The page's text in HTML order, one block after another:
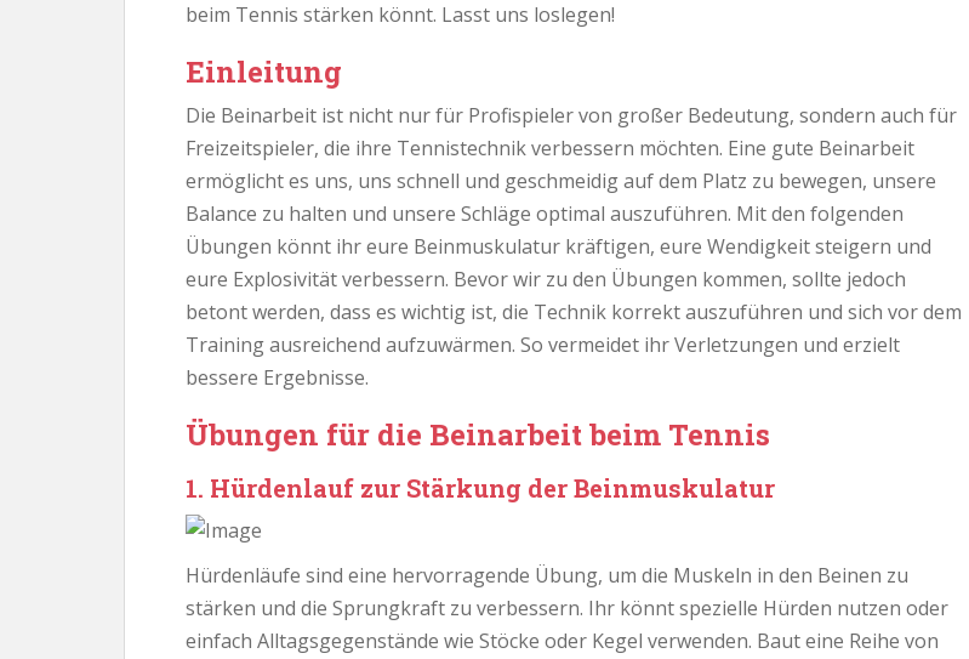
beim Tennis stärken könnt. Lasst uns loslegen!
Einleitung
Die Beinarbeit ist nicht nur für Profispieler von großer Bedeutung, sondern auch für
Freizeitspieler, die ihre Tennistechnik verbessern möchten. Eine gute Beinarbeit
ermöglicht es uns, uns schnell und geschmeidig auf dem Platz zu bewegen, unsere
Balance zu halten und unsere Schläge optimal auszuführen. Mit den folgenden
Übungen könnt ihr eure Beinmuskulatur kräftigen, eure Wendigkeit steigern und
eure Explosivität verbessern. Bevor wir zu den Übungen kommen, sollte jedoch
betont werden, dass es wichtig ist, die Technik korrekt auszuführen und sich vor dem
Training ausreichend aufzuwärmen. So vermeidet ihr Verletzungen und erzielt
bessere Ergebnisse.
Übungen für die Beinarbeit beim Tennis
1. Hürdenlauf zur Stärkung der Beinmuskulatur
Hürdenläufe sind eine hervorragende Übung, um die Muskeln in den Beinen zu
stärken und die Sprungkraft zu verbessern. Ihr könnt spezielle Hürden nutzen oder
einfach Alltagsgegenstände wie Stöcke oder Kegel verwenden. Baut eine Reihe von